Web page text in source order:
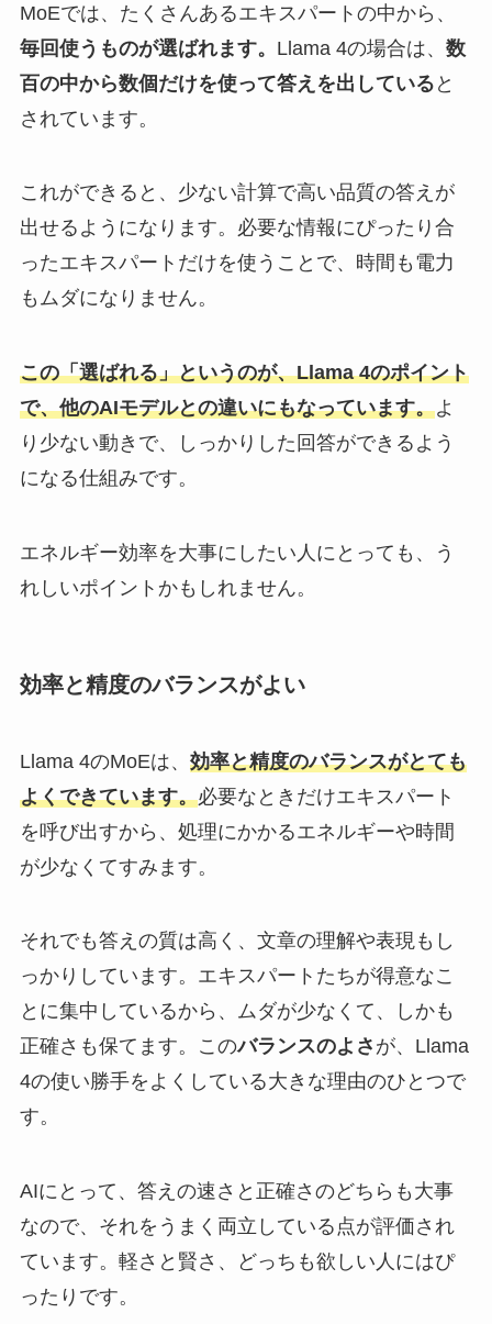
MoEでは、たくさんあるエキスパートの中から、
毎回使うものが選ばれます。 Llama 4の場合は、 数
百の中から数個だけを使って答えを出している と
されています。
これができると、少ない計算で高い品質の答えが
出せるようになります。必要な情報にぴったり合
ったエキスパートだけを使うことで、時間も電力
もムダになりません。
この「選ばれる」というのが、Llama 4のポイント
で、他のAIモデルとの違いにもなっています。よ
り少ない動きで、しっかりした回答ができるよう
になる仕組みです。
エネルギー効率を大事にしたい人にとっても、う
れしいポイントかもしれません。
効率と精度のバランスがよい
Llama 4のMoEは、 効率と精度のバランスがとても
よくできています。必要なときだけエキスパート
を呼び出すから、処理にかかるエネルギーや時間
が少なくてすみます。
それでも答えの質は高く、文章の理解や表現もし
っかりしています。エキスパートたちが得意なこ
とに集中しているから、ムダが少なくて、しかも
正確さも保てます。このバランスのよさ が、Llama
4の使い勝手をよくしている大きな理由のひとつで
す。
AIにとって、答えの速さと正確さのどちらも大事
なので、それをうまく両立している点が評価され
ています。軽さと賢さ、どっちも欲しい人にはぴ
ったりです。